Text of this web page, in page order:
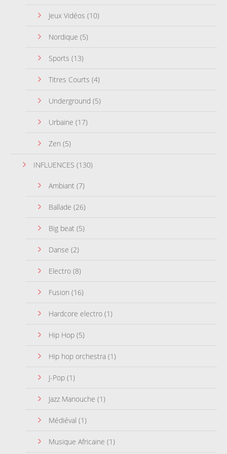
Jeux Vidéos (10)
Nordique (5)
Sports (13)
Titres Courts (4)
Underground (5)
Urbaine (17)
Zen (5)
INFLUENCES (130)
Ambiant (7)
Ballade (26)
Big beat (5)
Danse (2)
Electro (8)
Fusion (16)
Hardcore electro (1)
Hip Hop (5)
Hip hop orchestra (1)
J-Pop (1)
Jazz Manouche (1)
Médiéval (1)
Musique Africaine (1)